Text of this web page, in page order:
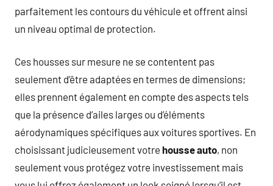
parfaitement les contours du véhicule et offrent ainsi
un niveau optimal de protection.
Ces housses sur mesure ne se contentent pas
seulement d’être adaptées en termes de dimensions;
elles prennent également en compte des aspects tels
que la présence d’ailes larges ou d’éléments
aérodynamiques spécifiques aux voitures sportives. En
choisissant judicieusement votre housse auto, non
seulement vous protégez votre investissement mais